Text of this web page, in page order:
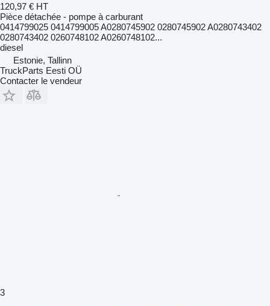
120,97 € HT
Pièce détachée - pompe à carburant
0414799025 0414799005 A0280745902 0280745902 A0280743402
0280743402 0260748102 A0260748102...
diesel
Estonie, Tallinn
TruckParts Eesti OÜ
Contacter le vendeur
3